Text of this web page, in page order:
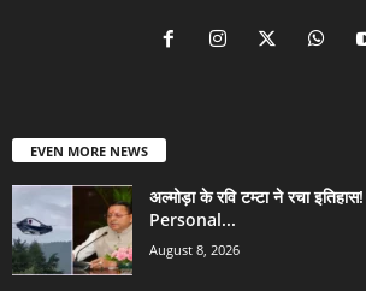
EVEN MORE NEWS
अल्मोड़ा के रवि टम्टा ने रचा
Personal...
August 8, 2026